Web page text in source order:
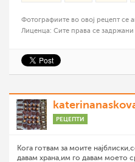
Фотографиите во овој рецепт се
Лиценца: Сите права се задржани
РЕЦЕПТИ
Кога готвам за моите
давам храна,им го давам моето